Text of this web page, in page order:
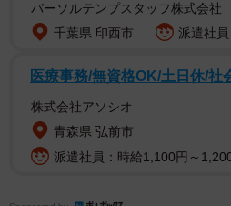
言う。「その時の母の言葉で、
す」。少しずつ自分のしたいこ
り、結果につながると嬉しくな
うと思えるようになった。
「ぼくも」で始まった家族
まで！？
パーソルテンプスタッフ株式会社
千葉県 印西市
派遣社
医療事務/無資格OK/土日休/社
株式会社アソシオ
青森県 弘前市
派遣社員：時給1,100円～